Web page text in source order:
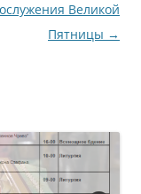
Великой
Пятницы →